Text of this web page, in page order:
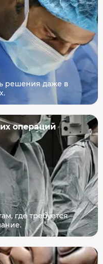
решения даже в
операций
где требуется